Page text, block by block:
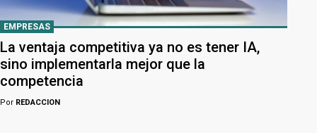
EMPRESAS
La ventaja competitiva ya no es tener IA,
sino implementarla mejor que la
competencia
Por REDACCION